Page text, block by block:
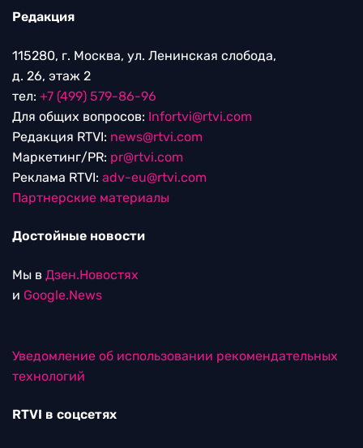
Редакция
115280, г. Москва, ул. Ленинская слобода,
д. 26, этаж 2
тел: +7 (499) 579-86-96
Для общих вопросов: Infortvi@rtvi.com
Редакция RTVI: news@rtvi.com
Маркетинг/PR: pr@rtvi.com
Реклама RTVI: adv-eu@rtvi.com
Партнерские материалы
Достойные новости
Мы в Дзен.Новостях
и Google.News
Уведомление об использовании рекомендательных
технологий
RTVI в соцсетях